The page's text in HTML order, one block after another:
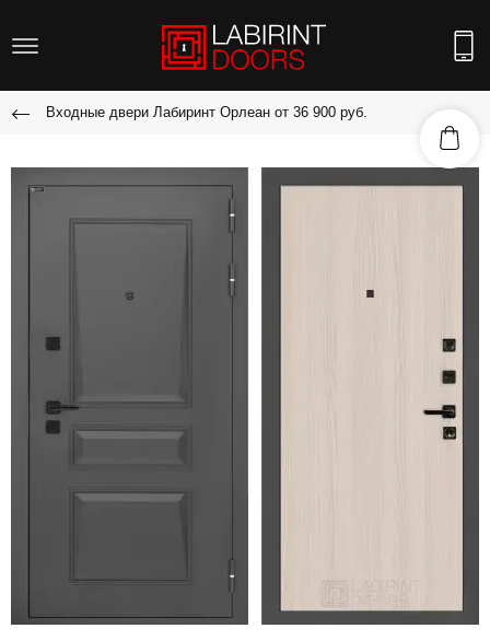
Входные двери Лабиринт Орлеан от 36 900 руб.